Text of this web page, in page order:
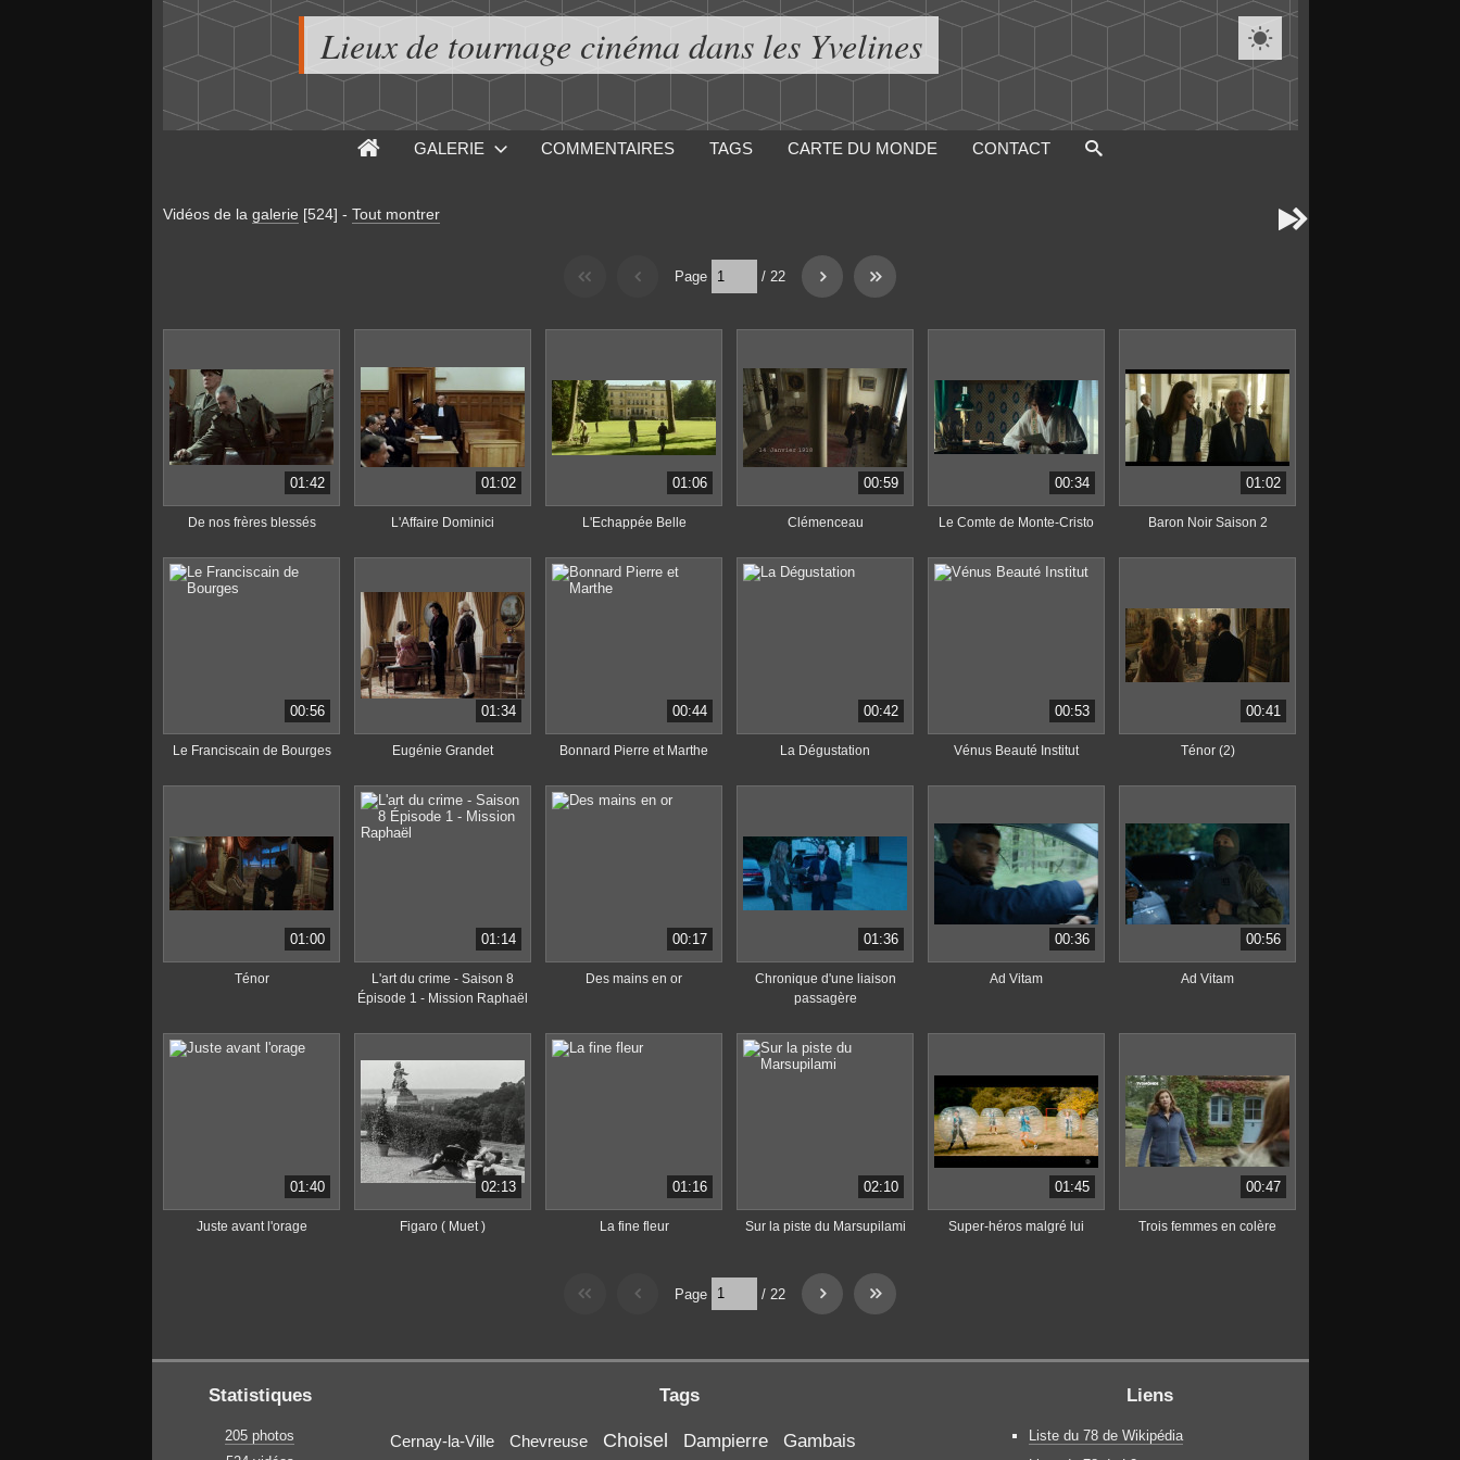
Lieux de tournage cinéma dans les Yvelines 
GALERIE COMMENTAIRES TAGS CARTE DU MONDE CONTACT
Vidéos de la galerie [524] - Tout montrer 
Page / 22
01:42
De nos frères blessés
01:02
L'Affaire Dominici
01:06
L'Echappée Belle
00:59
Clémenceau
00:34
Le Comte de Monte-Cristo
01:02
Baron Noir Saison 2
00:56
Le Franciscain de Bourges
01:34
Eugénie Grandet
00:44
Bonnard Pierre et Marthe
00:42
La Dégustation
00:53
Vénus Beauté Institut
00:41
Ténor (2)
01:00
Ténor
01:14
L'art du crime - Saison 8
Épisode 1 - Mission Raphaël
00:17
Des mains en or
01:36
Chronique d'une liaison
passagère
00:36
Ad Vitam
00:56
Ad Vitam
01:40
Juste avant l'orage
02:13
Figaro ( Muet )
01:16
La fine fleur
02:10
Sur la piste du Marsupilami
01:45
Super-héros malgré lui
00:47
Trois femmes en colère
Page / 22
Statistiques
205 photos
Tags
Cernay-la-Ville Chevreuse Choisel Dampierre Gambais
Liens
Liste du 78 de Wikipédia